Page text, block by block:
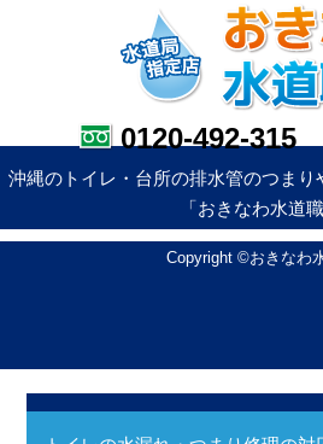
0120-492-315
沖縄のトイレ・台所の排水管のつまり
「おきなわ水道職
Copyright ©おきなわ